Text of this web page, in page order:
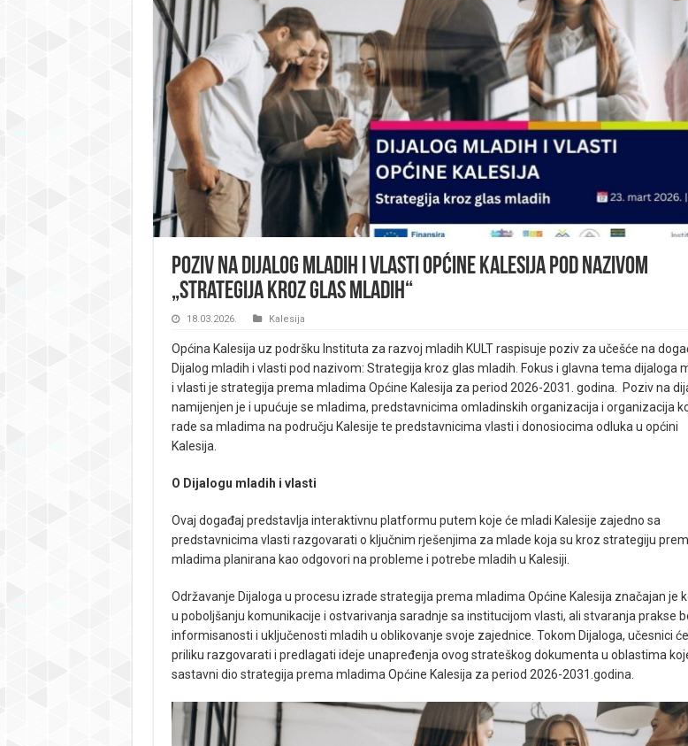
Poziv na Dijalog mladih i vlasti Općine Kalesija pod nazivom
„Strategija kroz glas mladih“
18.03.2026. Kalesija
Općina Kalesija uz podršku Instituta za razvoj mladih KULT raspisuje poziv za učešće na
Dijalog mladih i vlasti pod nazivom: Strategija kroz glas mladih. Fokus i glavna tema dijaloga
i vlasti je strategija prema mladima Općine Kalesija za period 2026-2031. godina. Poziv na
namijenjen je i upućuje se mladima, predstavnicima omladinskih organizacija i organizacija
rade sa mladima na području Kalesije te predstavnicima vlasti i donosiocima odluka u općini
Kalesija.
O Dijalogu mladih i vlasti
Ovaj događaj predstavlja interaktivnu platformu putem koje će mladi Kalesije zajedno sa
predstavnicima vlasti razgovarati o ključnim rješenjima za mlade koja su kroz strategiju
mladima planirana kao odgovori na probleme i potrebe mladih u Kalesiji.
Održavanje Dijaloga u procesu izrade strategija prema mladima Općine Kalesija značajan je
u poboljšanju komunikacije i ostvarivanja saradnje sa institucijom vlasti, ali stvaranja prakse
informisanosti i uključenosti mladih u oblikovanje svoje zajednice. Tokom Dijaloga, učesnici
priliku razgovarati i predlagati ideje unapređenja ovog strateškog dokumenta u oblastima
sastavni dio strategija prema mladima Općine Kalesija za period 2026-2031.godina.